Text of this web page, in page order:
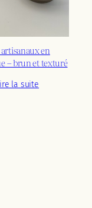
en
– brun et texturé
la suite